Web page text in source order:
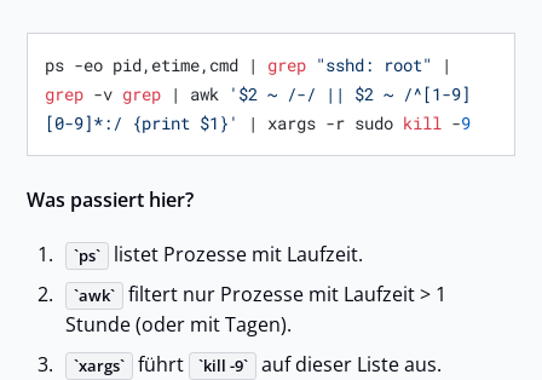
ps -eo pid,etime,cmd | grep "sshd: root"
grep -v grep | awk '$2 ~ /-/ || $2 ~ /^[1-9]
[0-9]*:/ {print $1}'
| xargs -r sudo kill -9
Was passiert hier?
ps listet Prozesse mit Laufzeit.
awk
filtert nur Prozesse mit Laufzeit > 1
Stunde (oder mit Tagen).
xargs führt kill -9 auf dieser Liste aus.